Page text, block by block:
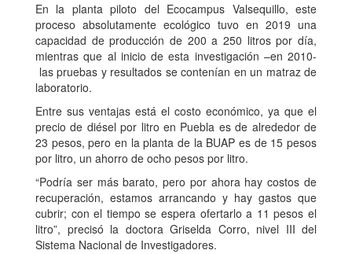
En la planta piloto del Ecocampus Valsequillo, este
proceso absolutamente ecológico tuvo en 2019 una
capacidad de producción de 200 a 250 litros por día,
mientras que al inicio de esta investigación –en 2010-
las pruebas y resultados se contenían en un matraz de
laboratorio.
Entre sus ventajas está el costo económico, ya que el
precio de diésel por litro en Puebla es de alrededor de
23 pesos, pero en la planta de la BUAP es de 15 pesos
por litro, un ahorro de ocho pesos por litro.
“Podría ser más barato, pero por ahora hay costos de
recuperación, estamos arrancando y hay gastos que
cubrir; con el tiempo se espera ofertarlo a 11 pesos el
litro”, precisó la doctora Griselda Corro, nivel III del
Sistema Nacional de Investigadores.